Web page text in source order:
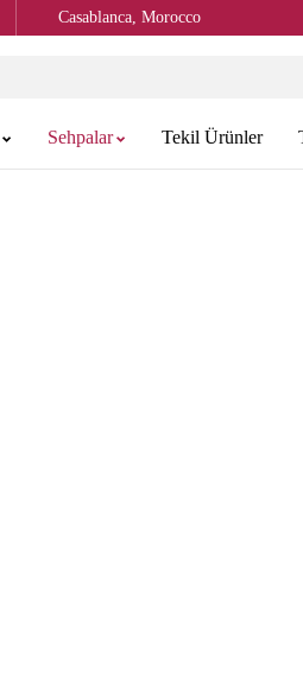
Casablanca, Morocco
Sehpalar Tekil Ürünler